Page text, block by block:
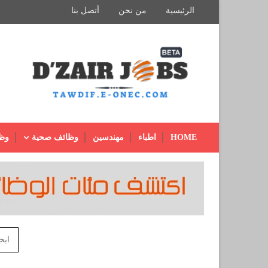
الرئيسية من نحن أتصل بنا
HOME اطباء مهندسين وظائف صحية